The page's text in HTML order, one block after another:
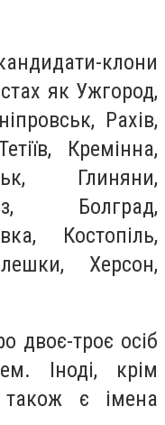
клони
як Ужгород,
Рахів,
Кремінна,
Глиняни,
Болград,
Костопіль,
Херсон,
двоє-троє осіб
Іноді, крім
також є імена